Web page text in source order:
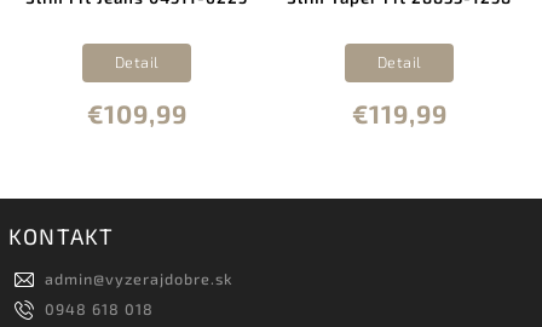
€109,99
Detail
€119,99
Detail
KONTAKT
admin@vyzerajdobre.sk
0948 618 018